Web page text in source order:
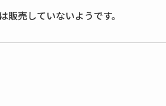
売していないようです。